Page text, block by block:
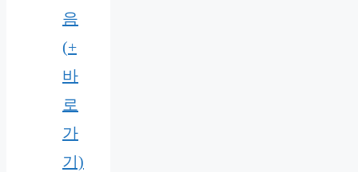
음
(+
바
로
가
기)